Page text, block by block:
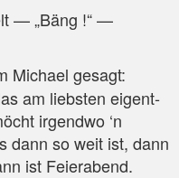
— „Bäng !“ —
Micha­el gesagt:
am liebs­ten eigent­
irgend­wo ‘n
dann so weit ist, dann
ist Feierabend.